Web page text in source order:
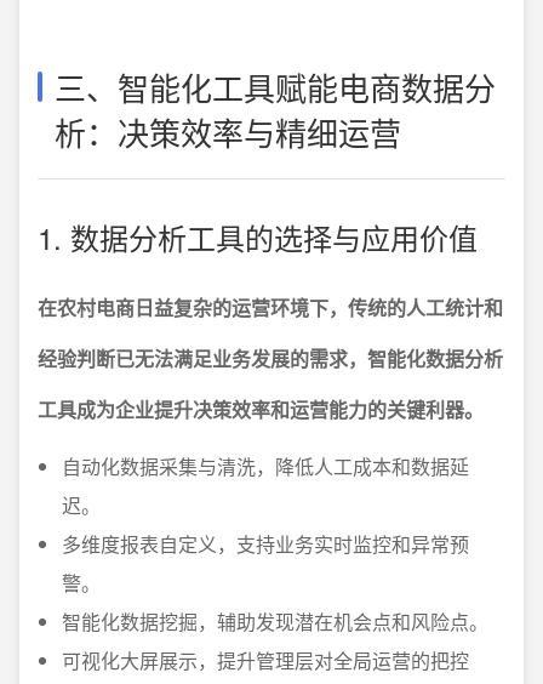
三、智能化工具赋能电商数据分
析：决策效率与精细运营
1. 数据分析工具的选择与应用价值
在农村电商日益复杂的运营环境下，传统的人工统计和
经验判断已无法满足业务发展的需求，智能化数据分析
工具成为企业提升决策效率和运营能力的关键利器。
自动化数据采集与清洗，降低人工成本和数据延
迟。
多维度报表自定义，支持业务实时监控和异常预
警。
智能化数据挖掘，辅助发现潜在机会点和风险点。
可视化大屏展示，提升管理层对全局运营的把控